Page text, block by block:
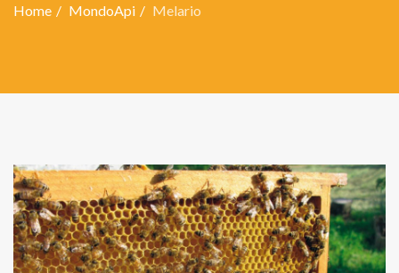
Home MondoApi Melario